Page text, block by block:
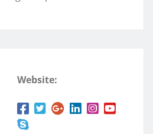
Website: